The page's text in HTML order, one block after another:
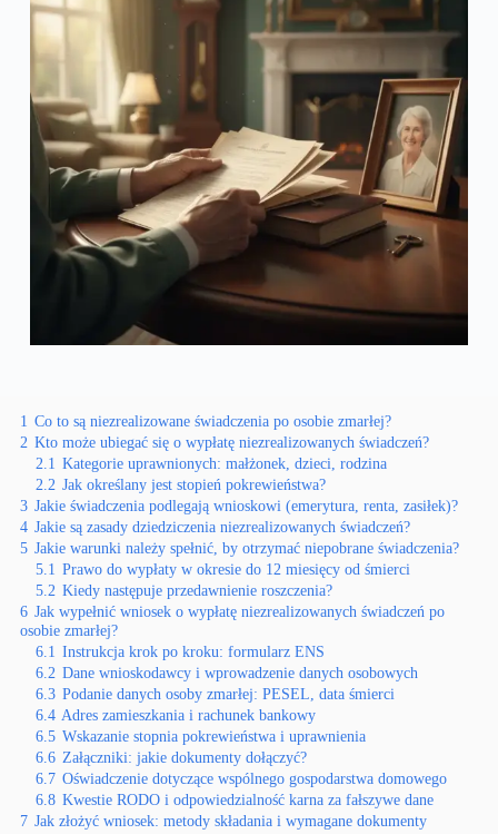
1 Co to są niezrealizowane świadczenia po osobie zmarłej?
2 Kto może ubiegać się o wypłatę niezrealizowanych świadczeń?
2.1 Kategorie uprawnionych: małżonek, dzieci, rodzina
2.2 Jak określany jest stopień pokrewieństwa?
3 Jakie świadczenia podlegają wnioskowi (emerytura, renta, zasiłek)?
4 Jakie są zasady dziedziczenia niezrealizowanych świadczeń?
5 Jakie warunki należy spełnić, by otrzymać niepobrane świadczenia?
5.1 Prawo do wypłaty w okresie do 12 miesięcy od śmierci
5.2 Kiedy następuje przedawnienie roszczenia?
6 Jak wypełnić wniosek o wypłatę niezrealizowanych świadczeń po
osobie zmarłej?
6.1 Instrukcja krok po kroku: formularz ENS
6.2 Dane wnioskodawcy i wprowadzenie danych osobowych
6.3 Podanie danych osoby zmarłej: PESEL, data śmierci
6.4 Adres zamieszkania i rachunek bankowy
6.5 Wskazanie stopnia pokrewieństwa i uprawnienia
6.6 Załączniki: jakie dokumenty dołączyć?
6.7 Oświadczenie dotyczące wspólnego gospodarstwa domowego
6.8 Kwestie RODO i odpowiedzialność karna za fałszywe dane
7 Jak złożyć wniosek: metody składania i wymagane dokumenty